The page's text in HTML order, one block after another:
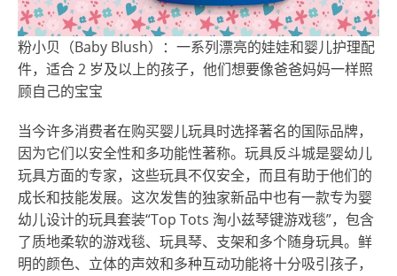
粉小贝（Baby Blush）：一系列漂亮的娃娃和婴儿护理配
件，适合 2 岁及以上的孩子，他们想要像爸爸妈妈一样照
顾自己的宝宝
当今许多消费者在购买婴儿玩具时选择著名的国际品牌，
因为它们以安全性和多功能性著称。玩具反斗城是婴幼儿
玩具方面的专家，这些玩具不仅安全，而且有助于他们的
成长和技能发展。这次发售的独家新品中也有一款专为婴
幼儿设计的玩具套装“Top Tots 淘小兹琴键游戏毯”，包含
了质地柔软的游戏毯、玩具琴、支架和多个随身玩具。鲜
明的颜色、立体的声效和多种互动功能将十分吸引孩子，